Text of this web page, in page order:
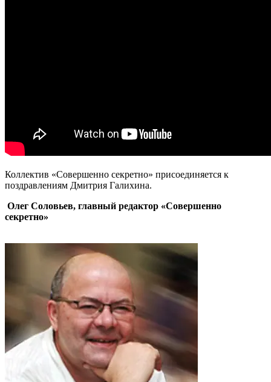
Коллектив «Совершенно секретно» присоединяется к
поздравлениям Дмитрия Галихина.
Олег Соловьев, главный редактор «Совершенно
секретно»